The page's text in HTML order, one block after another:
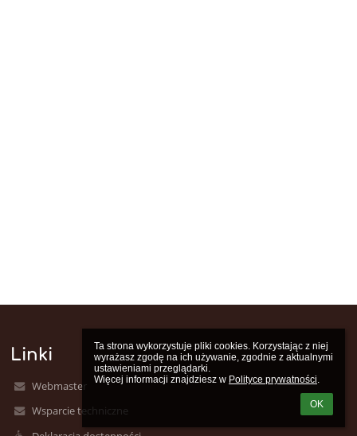
Ta strona wykorzystuje pliki cookies. Korzystając z niej
wyrażasz zgodę na ich używanie, zgodnie z aktualnymi
ustawieniami przeglądarki.
Więcej informacji znajdziesz w Polityce prywatności.
OK
Linki
Webmaster
Wsparcie techniczne